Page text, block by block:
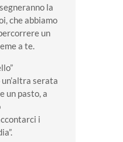
la
che abbiamo
un
a te.
serata
un pasto, a
i